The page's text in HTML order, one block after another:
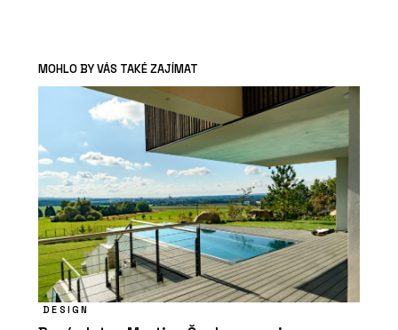
MOHLO BY VÁS TAKÉ ZAJÍMAT
DESIGN